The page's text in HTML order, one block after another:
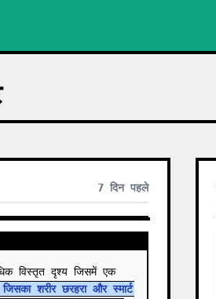
7 दिन पहले
एक सिनेमैटिक, अत्यधिक विस्तृत दृश्य जिसमें एक
शरीर छरहरा और स्मार्ट